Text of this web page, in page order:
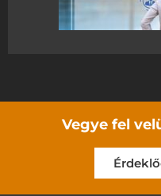
Vegye fel